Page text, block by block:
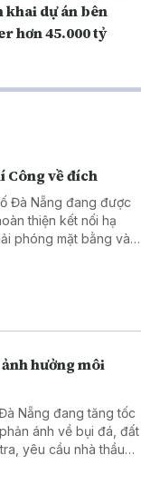
dự án bên
hơn 45.000 tỷ
Công về đích
Đà Nẵng đang được
thiện kết nối hạ
phóng mặt bằng và
hưởng môi
Nẵng đang tăng tốc
ánh về bụi đá, đất
yêu cầu nhà thầu